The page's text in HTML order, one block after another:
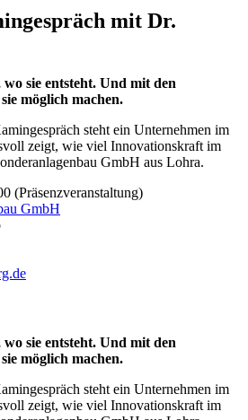
mit Dr.
sie entsteht. Und mit den
möglich machen.
steht ein Unternehmen im
zeigt, wie viel Innovationskraft im
GmbH aus Lohra.
(Präsenzveranstaltung)
GmbH
sie entsteht. Und mit den
möglich machen.
steht ein Unternehmen im
zeigt, wie viel Innovationskraft im